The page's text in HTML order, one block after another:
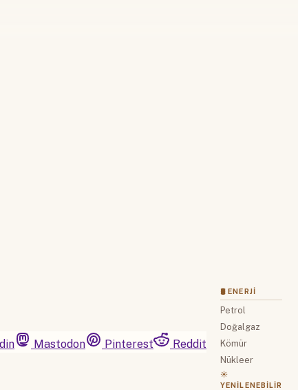
Mastodon Pinterest
Reddit
🛢 ENERJI
Petrol
Doğalgaz
Kömür
Nükleer
☀️
YENILENEBILIR